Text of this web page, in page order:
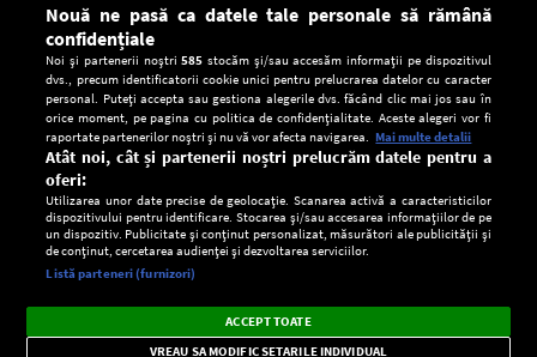
Descarcă gratuit aplicaţia Europa FM pentru smartphone:
Setări:
Dark
Mode
Radio live, podcasturi, știri și alerte
importante.
×
Nouă ne pasă ca datele tale personale să rămână
confidențiale
Noi și partenerii noștri585 stocăm și/sau accesăm informații pe dispozitivul
dvs., precum identificatorii cookie unici pentru prelucrarea datelor cu caracter
personal. Puteți accepta sau gestiona alegerile dvs. făcând clic mai jos sau în
orice moment, pe pagina cu politica de confidențialitate. Aceste alegeri vor fi
raportate partenerilor noștri și nu vă vor afecta navigarea. Mai multe detalii
Atât noi, cât și partenerii noștri prelucrăm datele pentru a
oferi:
Utilizarea unor date precise de geolocație. Scanarea activă a caracteristicilor
dispozitivului pentru identificare. Stocarea și/sau accesarea informațiilor de pe
un dispozitiv. Publicitate și conținut personalizat, măsurători ale publicității și
de conținut, cercetarea audienței și dezvoltarea serviciilor.
Listă parteneri (furnizori)
ACCEPT TOATE
VREAU SA MODIFIC SETARILE INDIVIDUAL